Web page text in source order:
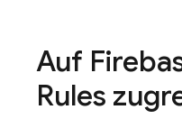
Auf
Rules